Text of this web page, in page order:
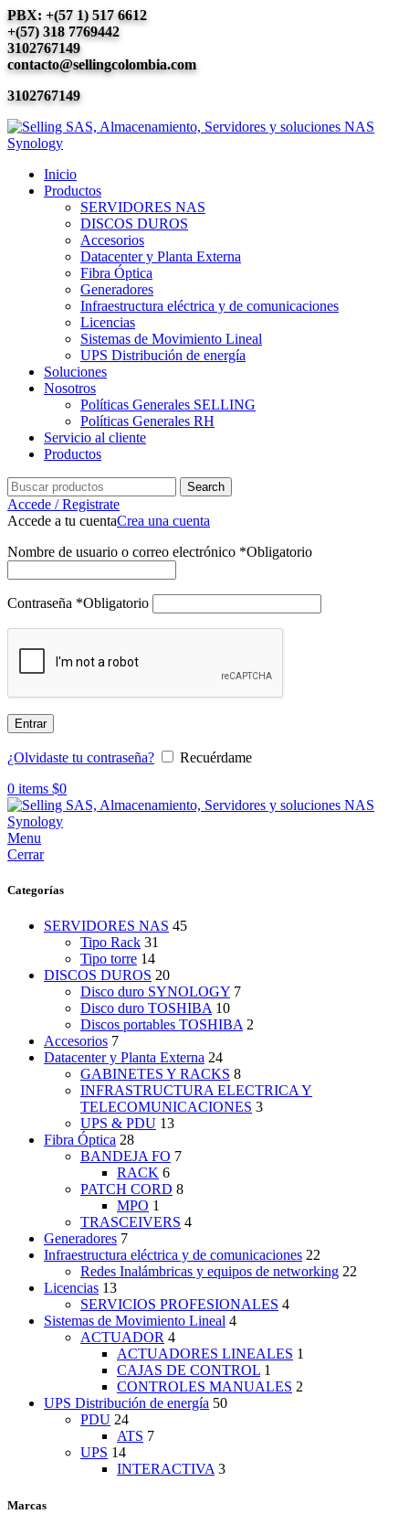
PBX: +(57 1) 517 6612
+(57) 318 7769442
3102767149
contacto@sellingcolombia.com
3102767149
Inicio
Productos
SERVIDORES NAS
DISCOS DUROS
Accesorios
Datacenter y Planta Externa
Fibra Óptica
Generadores
Infraestructura eléctrica y de comunicaciones
Licencias
Sistemas de Movimiento Lineal
UPS Distribución de energía
Soluciones
Nosotros
Políticas Generales SELLING
Políticas Generales RH
Servicio al cliente
Productos
Search
Accede / Registrate
Accede a tu cuentaCrea una cuenta
Nombre de usuario o correo electrónico *Obligatorio
Contraseña *Obligatorio
Entrar
¿Olvidaste tu contraseña?
Recuérdame
0 items $0
Menu
Cerrar
Categorías
SERVIDORES NAS 45
Tipo Rack 31
Tipo torre 14
DISCOS DUROS 20
Disco duro SYNOLOGY 7
Disco duro TOSHIBA 10
Discos portables TOSHIBA 2
Accesorios 7
Datacenter y Planta Externa 24
GABINETES Y RACKS 8
INFRASTRUCTURA ELECTRICA Y
TELECOMUNICACIONES 3
UPS & PDU 13
Fibra Óptica 28
BANDEJA FO 7
RACK 6
PATCH CORD 8
MPO 1
TRASCEIVERS 4
Generadores 7
Infraestructura eléctrica y de comunicaciones 22
Redes Inalámbricas y equipos de networking 22
Licencias 13
SERVICIOS PROFESIONALES 4
Sistemas de Movimiento Lineal 4
ACTUADOR 4
ACTUADORES LINEALES 1
CAJAS DE CONTROL 1
CONTROLES MANUALES 2
UPS Distribución de energía 50
PDU 24
ATS 7
UPS 14
INTERACTIVA 3
Marcas